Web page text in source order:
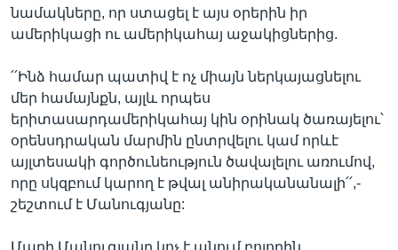
նամակները, որ ստացել է այս օրերին իր
ամերիկացի ու ամերիկահայ աջակիցներից.
՛՛Ինձ համար պատիվ է ոչ միայն ներկայացնելու
մեր համայնքն, այլև որպես
երիտասարդամերիկահայ կին օրինակ ծառայելու՝
օրենսդրական մարմին ընտրվելու կամ որևէ
այլտեսակի գործունեություն ծավալելու առումով,
որը սկզբում կարող է թվալ անիրականանալի՛՛,-
շեշտում է Մանուգյանը:
Մարի Մանուգյանը կոչ է անում բոլորին